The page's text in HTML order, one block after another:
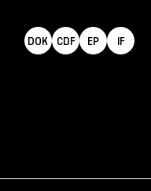
DOK CDF EP IF